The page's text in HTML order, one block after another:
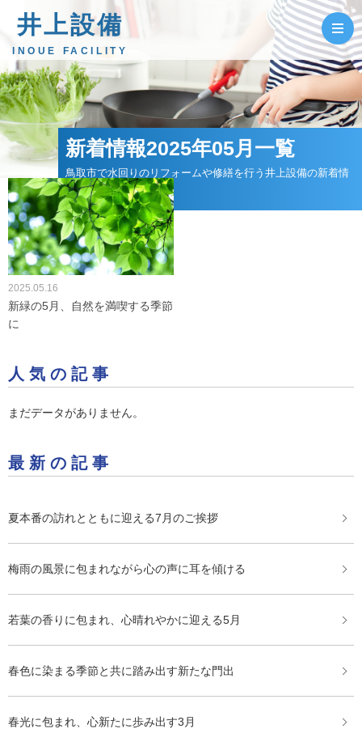
井上設備
INOUE FACILITY
新着情報2025年05月一覧
鳥取市で水回りのリフォームや修繕を行う井上設備の新着情
報
2025.05.16
新緑の5月、自然を満喫する季節
に
人気の記事
まだデータがありません。
最新の記事
夏本番の訪れとともに迎える7月のご挨拶
梅雨の風景に包まれながら心の声に耳を傾ける
若葉の香りに包まれ、心晴れやかに迎える5月
春色に染まる季節と共に踏み出す新たな門出
春光に包まれ、心新たに歩み出す3月